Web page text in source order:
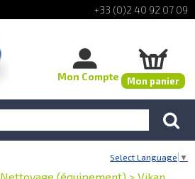
+33 (0)2 40 92 07 09
Mon Compte Mon panier
Select Language ▼
Nettoyage (équipement) > Vikan